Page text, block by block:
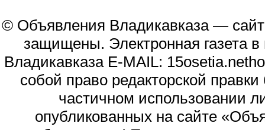
© Объявления Владикавказа —
защищены. Электронная газета
Владикавказа E-MAIL:
собой право редакторской
частичном использовании
опубликованных на сайте